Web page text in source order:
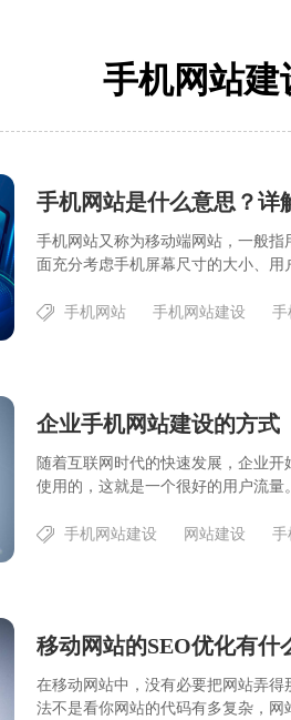
手机网站建
手机网站又称为移动端网站，一般
面充分考虑手机屏幕尺寸的大小、
手机网站 手机网站建设 手
企业手机网站建设的方式
随着互联网时代的快速发展，企业
使用的，这就是一个很好的用户流
手机网站建设 网站建设 手
移动网站的SEO优化有什
在移动网站中，没有必要把网站弄
法不是看你网站的代码有多复杂，